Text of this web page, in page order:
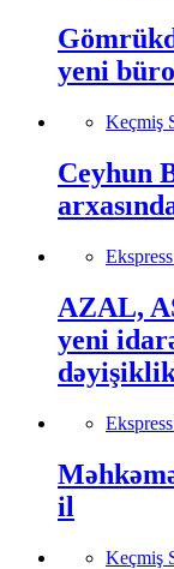
yeni
Keçmiş
Ceyhun
AZAL,
yeni
il
Keçmiş